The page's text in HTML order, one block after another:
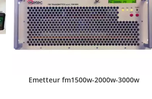
Emetteur fm1500w-2000w-3000w